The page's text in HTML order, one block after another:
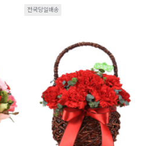
전국당일배송